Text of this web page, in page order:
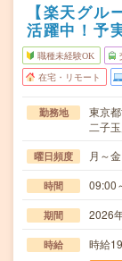
【楽天グ
活躍中！予
職種未経験OK
在宅・リモート
勤務地
東京
二子
曜日頻度 月～
時間 09:00
期間 2026
時給 時給